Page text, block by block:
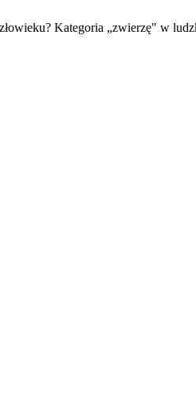
Kategoria „zwierzę" w